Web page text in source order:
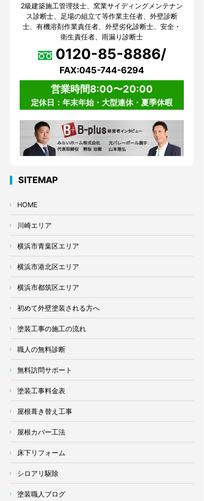
2級建築施工管理技士、窯業サイディングメンテナン
ス診断士、足場の組立て等作業主任者、外壁診断
士、有機溶剤作業責任者、外壁劣化診断士、安全・
衛生責任者、雨漏り診断士
0120-85-8886/
FAX:045-744-6294
営業時間8:00〜20:00
定休日：年末年始・大型連休・夏季休暇
SITEMAP
HOME
川崎エリア
横浜市青葉区エリア
横浜市港北区エリア
横浜市都筑区エリア
初めて外壁塗装される方へ
塗装工事の施工の流れ
職人の無料診断
無料訪問サポート
塗装工事料金表
屋根葺き替え工事
屋根カバー工法
床下リフォーム
シロアリ駆除
塗装職人ブログ